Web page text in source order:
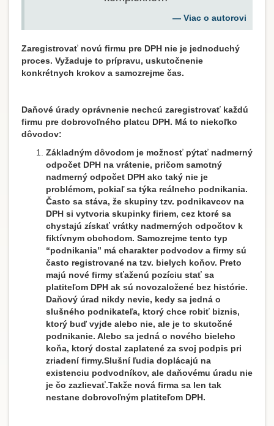
Viac o autorovi
Zaregistrovať novú firmu pre DPH nie je jednoduchý
proces. Vyžaduje to prípravu, uskutočnenie
konkrétnych krokov a samozrejme čas.
Daňové úrady oprávnenie nechcú zaregistrovať každú
firmu pre dobrovoľného platcu DPH. Má to niekoľko
dôvodov:
Základným dôvodom je možnosť pýtať nadmerný
odpočet DPH na vrátenie, pričom samotný
nadmerný odpočet DPH ako taký nie je
problémom, pokiaľ sa týka reálneho podnikania.
Často sa stáva, že skupiny tzv. podnikavcov na
DPH si vytvoria skupinky firiem, cez ktoré sa
chystajú získať vrátky nadmerných odpočtov k
fiktívnym obchodom. Samozrejme tento typ
“podnikania” má charakter podvodov a firmy sú
často registrované na tzv. bielych koňov. Preto
majú nové firmy sťaženú pozíciu stať sa
platiteľom DPH ak sú novozaložené bez histórie.
Daňový úrad nikdy nevie, kedy sa jedná o
slušného podnikateľa, ktorý chce robiť biznis,
ktorý buď vyjde alebo nie, ale je to skutočné
podnikanie. Alebo sa jedná o nového bieleho
koňa, ktorý dostal zaplatené za svoj podpis pri
zriadení firmy.Slušní ľudia doplácajú na
existenciu podvodníkov, ale daňovému úradu nie
je čo zazlievať.Takže nová firma sa len tak
nestane dobrovoľným platiteľom DPH.